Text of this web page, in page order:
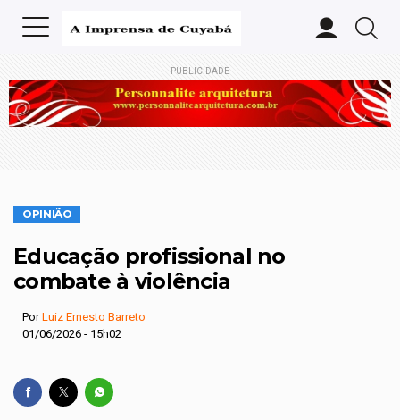
PUBLICIDADE
OPINIÃO
Educação profissional no
combate à violência
PorLuiz Ernesto Barreto
01/06/2026 - 15h02